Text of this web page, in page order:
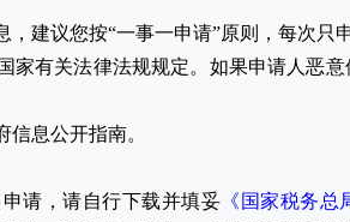
建议您按“一事一申请”原则，每次只
家有关法律法规规定。如果申请人恶
息公开指南。
请，请自行下载并填妥 《国家税务